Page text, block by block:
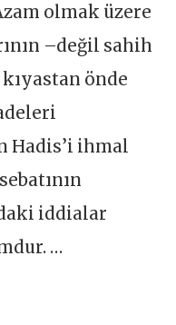
olmak üzere
–değil sahih
önde
Hadis’i ihmal
iddialar
…